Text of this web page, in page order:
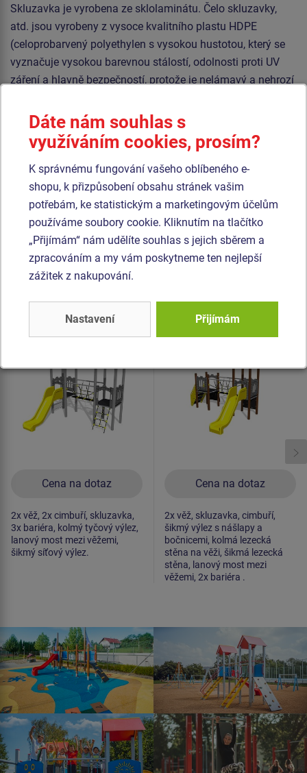
Skluzavka je vyrobena ze sklolaminátu. Čelo skluzavky,
atd. jsou vyrobeny z vysoce kvalitního plastu HDPE
(celoprobarvený polyethylen s vysokou hustotou, který se
vyznačuje vysokou barevnou stálostí, odolnosti proti UV
záření a hlavně bezpečností, protože je nelámavý a nehrozí
síť a lanový most jsou vyrobeny z materiálu HERKULES (16
mm lana z polypropylenu s vnitřním ocelovým jádrem) a
jsou spojovány plastovými nebo hliníkovými spoji. Podesty
jsou vyrobeny z HPL (vysokotlaký laminát opatřený
protiskluzem, který se vyznačuje vysokou barevnou
stálostí, odolností proti poškrábání a odolností proti vodě).
Veškerý spojovací materiál je pozinkovaný nebo nerezový.
Podobnézboží
Produkt - UNH-2009K-10
Herní sestava hrad
UNH2009K -
Cena na dotaz
2x věž, 2x cimbuří, skluzavka,
3x bariéra, kolmý tyčový výlez,
lanový most mezi věžemi,
šikmý síťový výlez.
Produkt - UNH-2038K-10
Herní sestava hrad
UNH2038K -
Cena na dotaz
2x věž, skluzavka, cimbuří,
šikmý výlez s nášlapy a
bočnicemi, kolmá lezecká
stěna na věži, šikmá lezecká
stěna, lanový most mezi
věžemi, 2x bariéra .
Dáte nám souhlas s
využíváním cookies, prosím?
K správnému fungování vašeho oblíbeného e-
shopu, k přizpůsobení obsahu stránek vašim
potřebám, ke statistickým a marketingovým účelům
používáme soubory cookie. Kliknutím na tlačítko
„Přijímám“ nám udělíte souhlas s jejich sběrem a
zpracováním a my vám poskytneme ten nejlepší
zážitek z nakupování.
Nastavení Přijímám